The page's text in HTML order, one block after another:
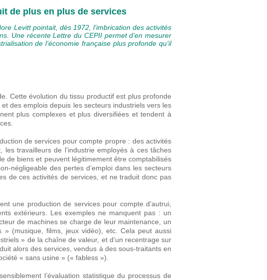
de plus en plus de services
Levitt pointait, dès 1972, l’imbrication des activités
Une récente Lettre du CEPII permet d’en mesurer
de l’économie française plus profonde qu’il
Cette évolution du tissu productif est plus profonde
des emplois depuis les secteurs industriels vers les
plus complexes et plus diversifiées et tendent à
de services pour compte propre : des activités
travailleurs de l’industrie employés à ces tâches
de biens et peuvent légitimement être comptabilisés
négligeable des pertes d’emploi dans les secteurs
de ces activités de services, et ne traduit donc pas
une production de services pour compte d’autrui,
extérieurs. Les exemples ne manquent pas : un
de machines se charge de leur maintenance, un
(musique, films, jeux vidéo), etc. Cela peut aussi
» de la chaîne de valeur, et d’un recentrage sur
alors des services, vendus à des sous-traitants en
« sans usine » (« fabless »).
l’évaluation statistique du processus de